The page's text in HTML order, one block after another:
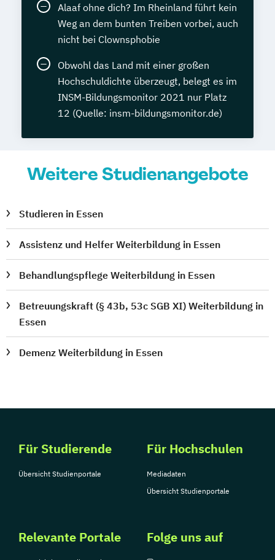
Alaaf ohne dich? Im Rheinland führt kein
Weg an dem bunten Treiben vorbei, auch
nicht bei Clownsphobie
Obwohl das Land mit einer großen
Hochschuldichte überzeugt, belegt es im
INSM-Bildungsmonitor 2021 nur Platz
12 (Quelle: insm-bildungsmonitor.de)
Weitere Studienangebote
Studieren in Essen
Assistenz und Helfer Weiterbildung in Essen
Behandlungspflege Weiterbildung in Essen
Betreuungskraft (§ 43b, 53c SGB XI) Weiterbildung in
Essen
Demenz Weiterbildung in Essen
Für Studierende
Übersicht Studienportale
Für Hochschulen
Mediadaten
Übersicht Studienportale
Relevante Portale Folge uns auf